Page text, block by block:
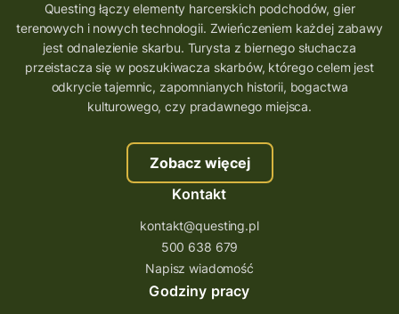
aplikacja gry terenowe
wielkopolskie questy
wakacje z questami
trenerzy questingu
szkolenie tworzenie questów
szkolenie questing
Stefan Żeromski
ścieżka
Rzeszów
questy świętokrzyskie
questujwpolsce
questuj z nami
questingwyprawa po skarb
questingowy projekt współpracy
Questing łączy elementy harcerskich podchodów, gier
terenowych i nowych technologii. Zwieńczeniem każdej zabawy
jest odnalezienie skarbu. Turysta z biernego słuchacza
przeistacza się w poszukiwacza skarbów, którego celem jest
odkrycie tajemnic, zapomnianych historii, bogactwa
kulturowego, czy pradawnego miejsca.
Zobacz więcej
Kontakt
kontakt@questing.pl
500 638 679
Napisz wiadomość
Godziny pracy